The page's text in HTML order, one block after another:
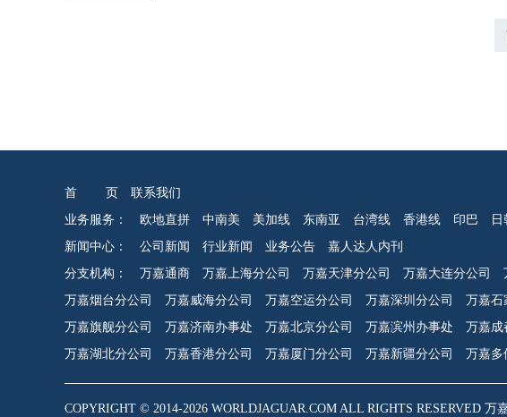
首 页
联系我们
业务服务：
欧地直拼 中南美 美加线 东南亚 台湾线 香港线 印巴
新闻中心：
公司新闻 行业新闻 业务公告
嘉人达人内刊
分支机构：
万嘉通商 万嘉上海分公司 万嘉天津分公司 万嘉大连分公司
万嘉烟台分公司
万嘉威海分公司 万嘉空运分公司 万嘉深圳分公司 万嘉石
万嘉旗舰分公司
万嘉济南办事处 万嘉北京分公司 万嘉滨州办事处 万嘉成
万嘉湖北分公司
万嘉香港分公司 万嘉厦门分公司 万嘉新疆分公司 万嘉多
COPYRIGHT © 2014-2026 WORLDJAGUAR.COM ALL RIGHTS RESERVED 万